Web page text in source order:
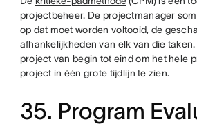
projectbeheer. De projectmanager
op dat moet worden voltooid, de
afhankelijkheden van elk van die
project van begin tot eind om het hele
project in één grote tijdlijn te zien.
35. Program